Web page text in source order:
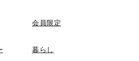
会員限定
暮らし